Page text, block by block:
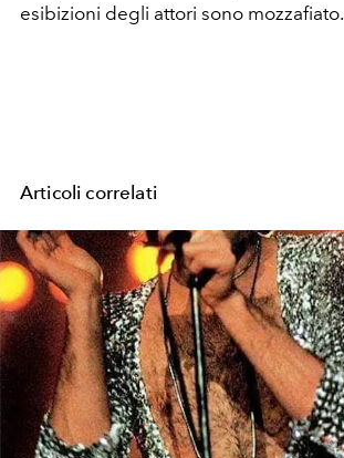
esibizioni degli attori sono mozzafiato.
Articoli correlati